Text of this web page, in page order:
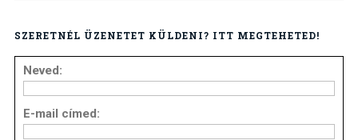
SZERETNÉL ÜZENETET KÜLDENI? ITT MEGTEHETED!
Neved:
E-mail címed: